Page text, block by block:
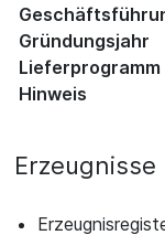
Gründungsjahr
Lieferprogramm
Hinweis
Erzeugnisse